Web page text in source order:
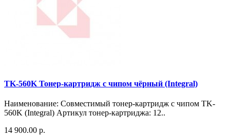
TK-560K Тонер-картридж с чипом чёрный (Integral)
Наименование: Совместимый тонер-картридж с чипом TK-
560K (Integral) Артикул тонер-картриджа: 12..
14 900.00 р.